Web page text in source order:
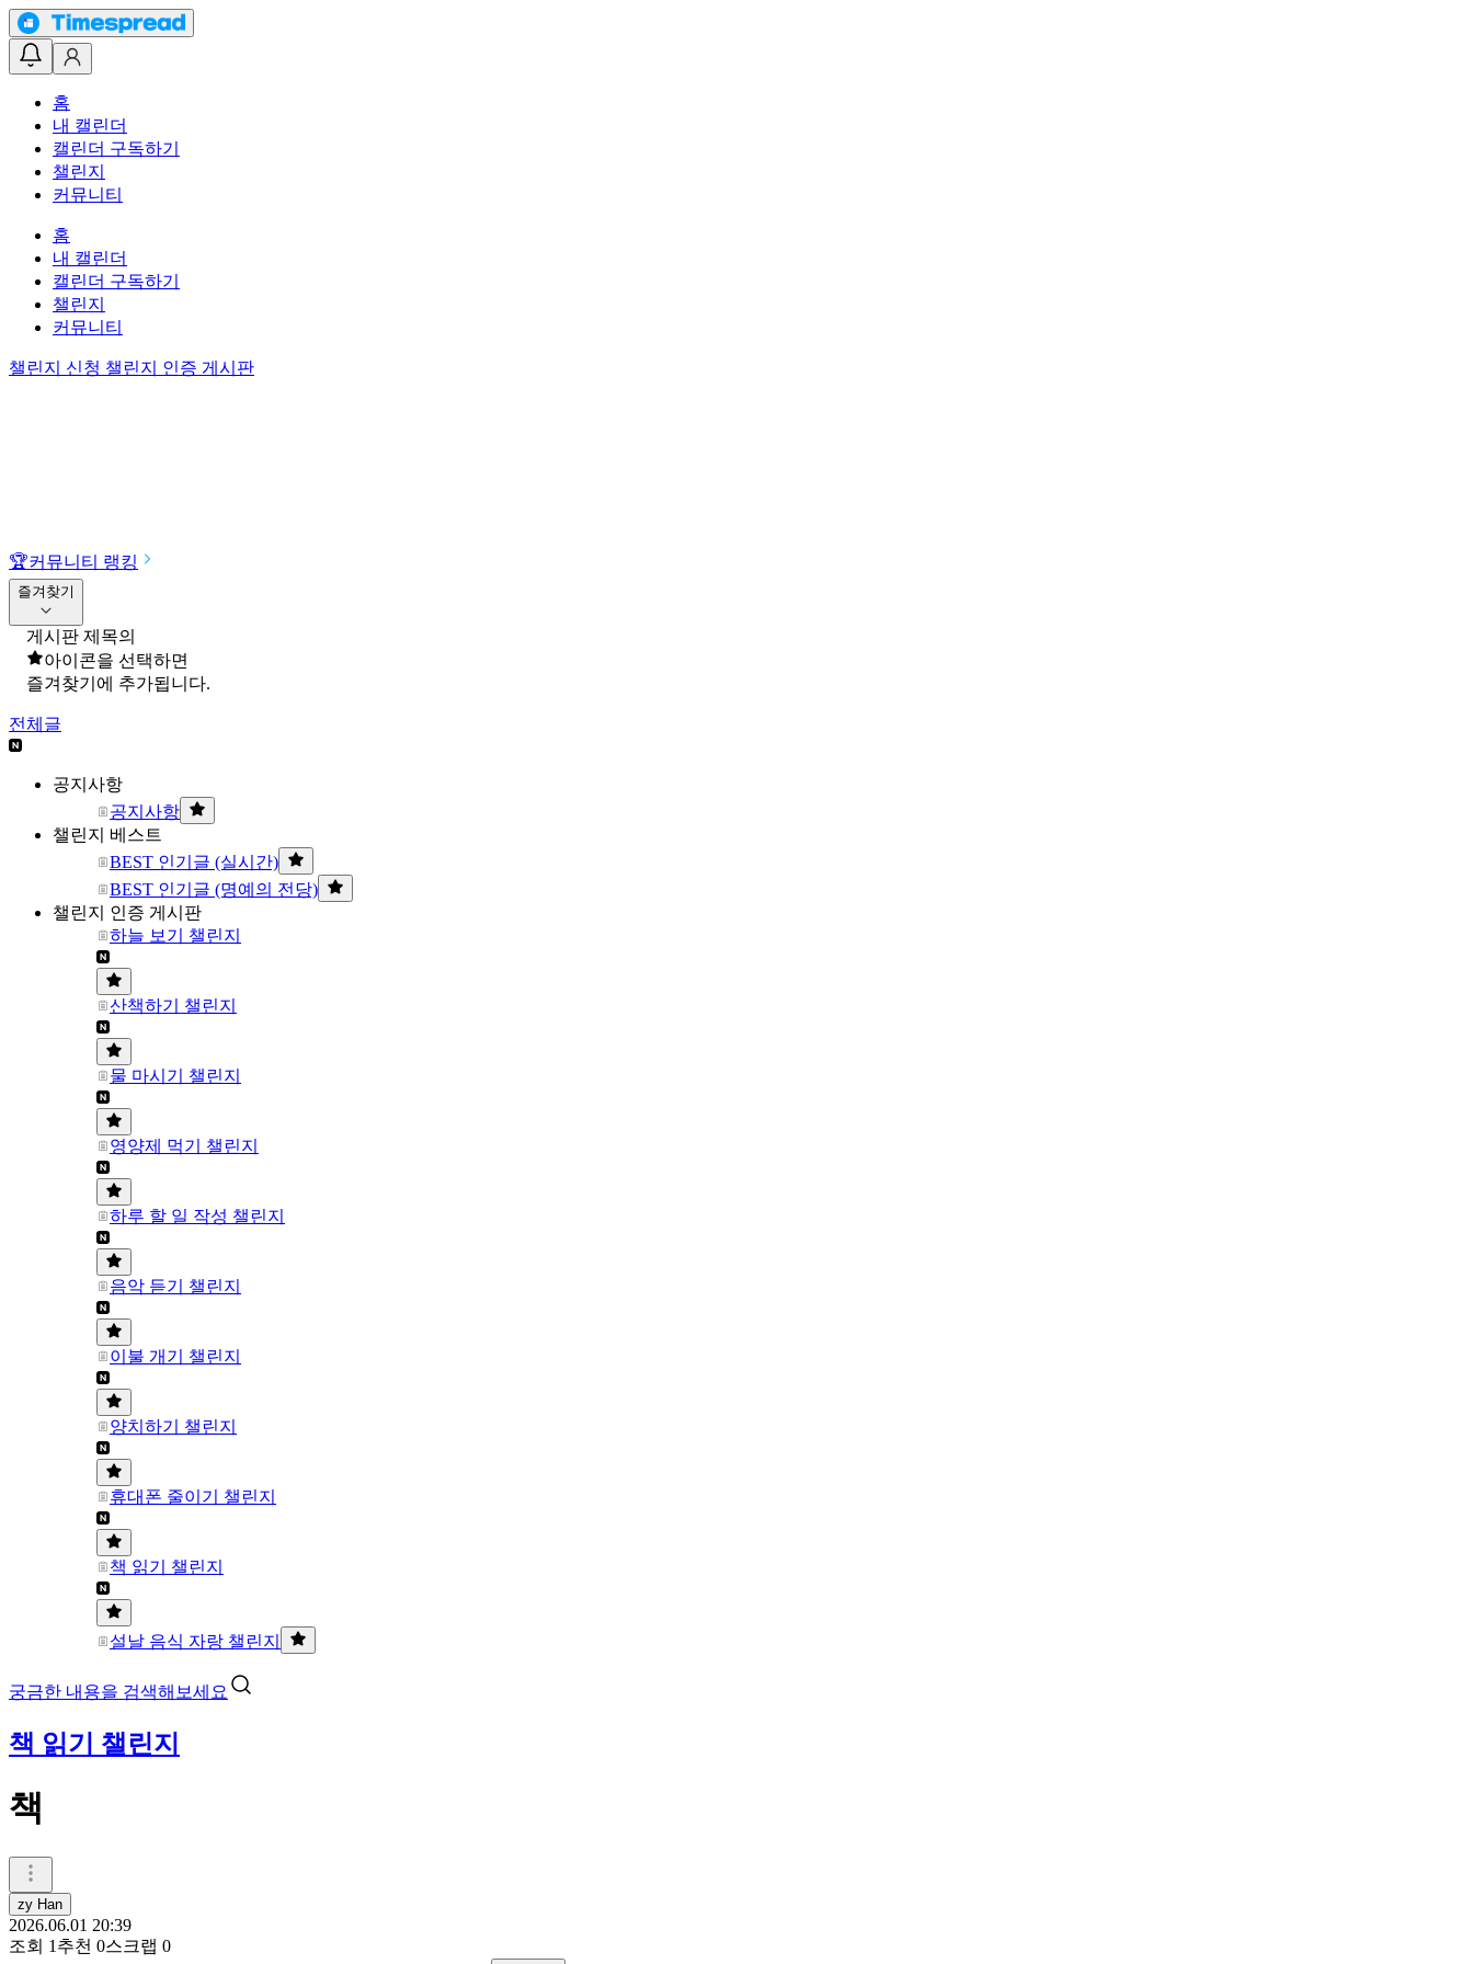
홈
내 캘린더
캘린더 구독하기
챌린지
커뮤니티
홈
내 캘린더
캘린더 구독하기
챌린지
커뮤니티
챌린지 신청 챌린지 인증 게시판
🏆커뮤니티 랭킹
즐겨찾기
게시판 제목의
아이콘을 선택하면
즐겨찾기에 추가됩니다.
전체글
공지사항
공지사항
챌린지 베스트
BEST 인기글 (실시간)
BEST 인기글 (명예의 전당)
챌린지 인증 게시판
하늘 보기 챌린지
산책하기 챌린지
물 마시기 챌린지
영양제 먹기 챌린지
하루 할 일 작성 챌린지
음악 듣기 챌린지
이불 개기 챌린지
양치하기 챌린지
휴대폰 줄이기 챌린지
책 읽기 챌린지
설날 음식 자랑 챌린지
궁금한 내용을 검색해보세요
책 읽기 챌린지
책
zy Han
2026.06.01 20:39
조회 1 추천 0스크랩 0